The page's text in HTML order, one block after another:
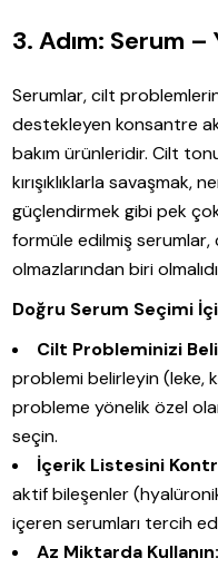
3. Adım: Serum –
Serumlar, cilt
destekleyen konsantre
bakım ürünleridir. Cilt
kırışıklıklarla
güçlendirmek gibi pek
formüle edilmiş serumlar,
olmazlarından biri
Doğru Serum Seçimi
Cilt Probleminizi
problemi belirleyin (leke,
probleme yönelik özel
seçin.
İçerik Listesini
aktif bileşenler
içeren serumları tercih
Az Miktarda Kullanın: